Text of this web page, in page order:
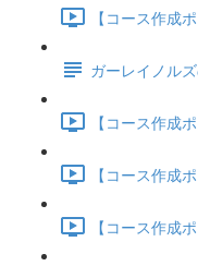
【コース作成
ガーレイノル
【コース作成
【コース作成
【コース作成